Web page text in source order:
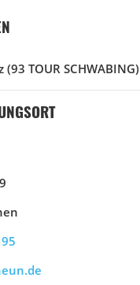
(93 TOUR SCHWABING)